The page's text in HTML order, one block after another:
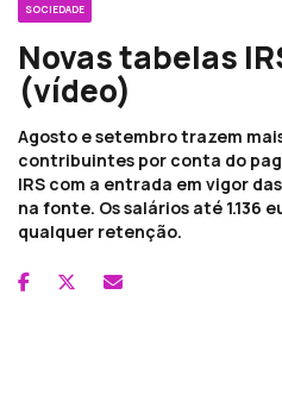
SOCIEDADE
Novas tabelas
(vídeo)
Agosto e setembro trazem
contribuintes por conta do
IRS com a entrada em vigor
na fonte. Os salários até 1.136
qualquer retenção.